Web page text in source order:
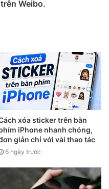
Weibo.
xóa sticker trên bàn
iPhone nhanh chóng,
giản chỉ với vài thao tác
6 ngày trước